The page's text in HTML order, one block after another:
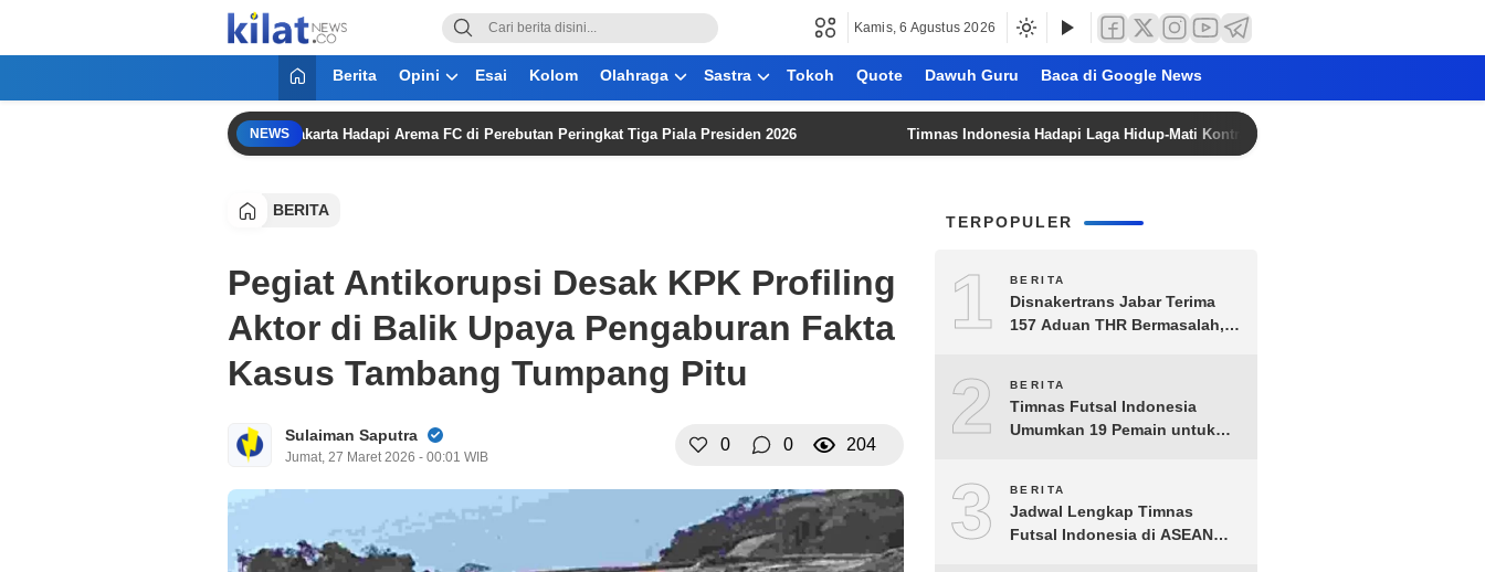
KilatNews.co
Mencerdaskan Anak Bangsa
Kamis, 6 Agustus 2026
Berita Opini Esai Kolom Olahraga Sastra Tokoh Quote Dawuh Guru Baca di Google News
NEWS
Siapkan Eksperimen, Persija Jakarta Hadapi Arema FC di Perebutan Peringkat Tiga Piala Presiden 2026 Timnas Indonesia Hadapi Laga Hidup-Mati Kontra Singapura, Rekor Kelam di Kandang The
BERITA
Pegiat Antikorupsi Desak KPK Profiling
Aktor di Balik Upaya Pengaburan Fakta
Kasus Tambang Tumpang Pitu
Sulaiman Saputra
Jumat, 27 Maret 2026 - 00:01 WIB
0 0 204
TERPOPULER
1 BERITA
Disnakertrans Jabar Terima
157 Aduan THR Bermasalah,
2 BERITA
Timnas Futsal Indonesia
Umumkan 19 Pemain untuk
3 BERITA
Jadwal Lengkap Timnas
Futsal Indonesia di ASEAN